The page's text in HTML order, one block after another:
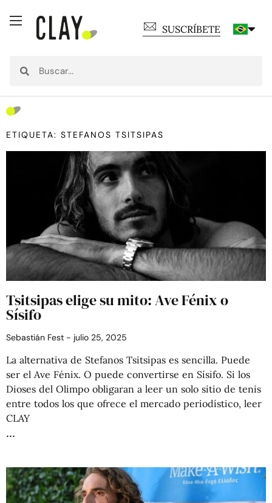
SUSCRÍBETE
ETIQUETA: STEFANOS TSITSIPAS
Tsitsipas elige su mito: Ave Fénix o
Sísifo
Sebastián Fest julio 25, 2025
La alternativa de Stefanos Tsitsipas es sencilla. Puede
ser el Ave Fénix. O puede convertirse en Sísifo. Si los
Dioses del Olimpo obligaran a leer un solo sitio de tenis
entre todos los que ofrece el mercado periodístico, leer
CLAY